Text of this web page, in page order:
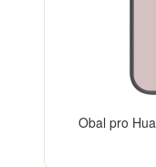
Obal pro